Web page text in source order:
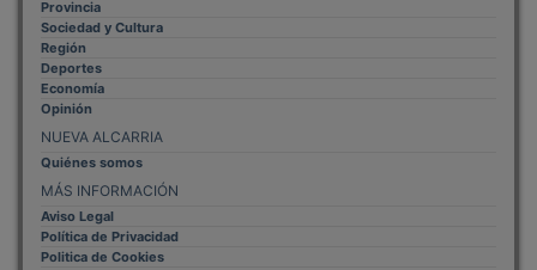
Sociedad y Cultura
Región
Deportes
Economía
Opinión
NUEVA ALCARRIA
Quiénes somos
MÁS INFORMACIÓN
Aviso Legal
Política de Privacidad
Politica de Cookies
Mas informacion sobre las cookies